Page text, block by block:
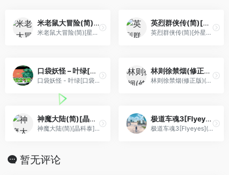
米老鼠大冒险(简)[星空](JP)[ACT](0.5Mb)
米老鼠大冒险(简)[星空](JP)[ACT](0.5Mb)
英烈群侠传(简)[外星科技](CN)[RPG](6Mb)
英烈群侠传(简)[外星科技](CN)[RPG](6Mb)
口袋妖怪 – 叶绿[口袋群星SP](v20120723-3)[简](US)(128Mb)
口袋妖怪 - 叶绿[口袋群星SP](v20120723-3)[简](US)(128Mb)
林则徐禁烟(修正版)(繁)[外星科技+nfzxyd](CN)[RPG](4Mb)
林则徐禁烟(修正版)(繁)[外星科技+nfzxyd](CN)[RPG](4Mb)
神魔大陆(简)[晶科泰](CN)[RPG](8Mb)
神魔大陆(简)[晶科泰](CN)[RPG](8Mb)
极道车魂3[Flyeyes](简)(US)(64.14Mb)
极道车魂3[Flyeyes](简)(US)(64.14Mb)
暂无评论